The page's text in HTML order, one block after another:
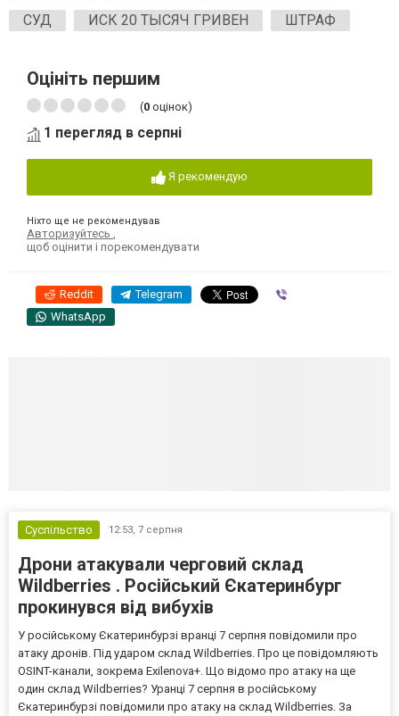
СУД
ИСК 20 ТЫСЯЧ ГРИВЕН ШТРАФ
Оцініть першим
(0 оцінок)
1 перегляд в серпні
Я рекомендую
Ніхто ще не рекомендував
Авторизуйтесь
щоб оцінити і порекомендувати
Reddit Telegram
WhatsApp
Суспільство 12:53, 7 серпня
Дрони атакували черговий склад
Wildberries . Російський Єкатеринбург
прокинувся від вибухів
У російському Єкатеринбурзі вранці 7 серпня повідомили про
атаку дронів. Під ударом склад Wildberries. Про це повідомляють
OSINT-канали, зокрема Exilenova+. Що відомо про атаку на ще
один склад Wildberries? Уранці 7 серпня в російському
Єкатеринбурзі повідомили про атаку на склад Wildberries. За